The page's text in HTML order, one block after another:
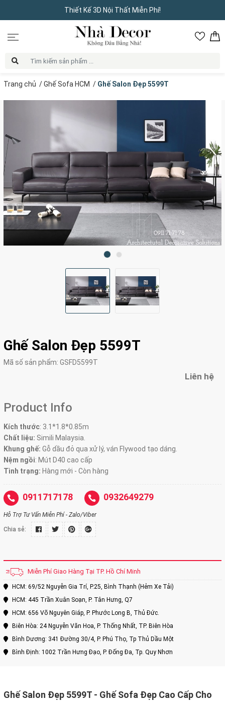
Thiết Kế 3D Nội Thất Miễn Phí!
Trang chủ /Ghế Sofa HCM / Ghế Salon Đẹp 5599T
Ghế Salon Đẹp 5599T
Mã số sản phẩm: GSFD5599T
Liên hệ
Product Info
Kích thước: 3.1*1.8*0.85m
Chất liệu: Simili Malaysia.
Khung ghế: Gỗ dầu đỏ qua xử lý, ván Flywood tạo dáng.
Nệm ngồi: Mút D40 cao cấp
Tình trạng: Hàng mới - Còn hàng
0911717178 0932649279
Hỗ Trợ Tư Vấn Miễn Phí - Zalo/Viber
Chia sẻ:
Miễn Phí Giao Hàng Tại TP. Hồ Chí Minh
HCM: 69/52 Nguyễn Gia Trí, P.25, Bình Thạnh (Hẻm Xe Tải)
HCM: 445 Trần Xuân Soạn, P. Tân Hưng, Q7
HCM: 656 Võ Nguyên Giáp, P. Phước Long B, Thủ Đức.
Biên Hòa: 24 Nguyễn Văn Hoa, P. Thống Nhất, TP. Biên Hòa
Bình Dương: 341 Đường 30/4, P. Phú Thọ, Tp Thủ Dầu Một
Bình Định: 1002 Trần Hưng Đạo, P. Đống Đa, Tp. Quy Nhơn
Ghế Salon Đẹp 5599T - Ghế Sofa Đẹp Cao Cấp Cho